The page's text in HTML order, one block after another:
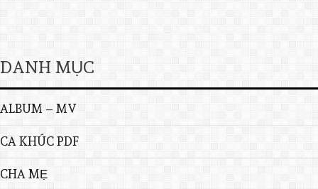
DANH MỤC
ALBUM – MV
CA KHÚC PDF
CHA MẸ